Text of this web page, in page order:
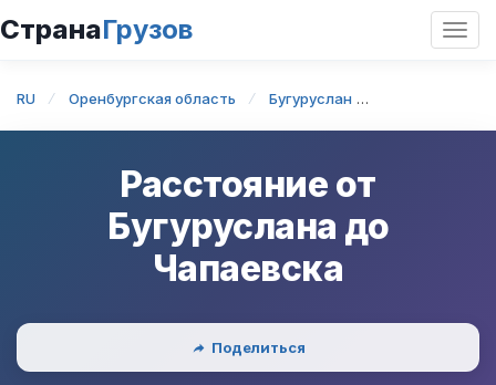
СтранаГрузов
RU Оренбургская область Бугуруслан
Расстояние от
Бугуруслана до
Чапаевска
Поделиться